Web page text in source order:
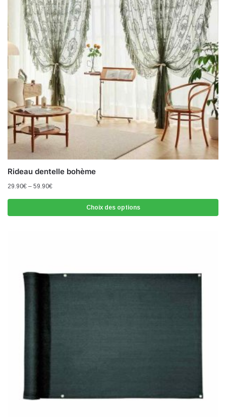
Rideau dentelle bohème
29.90€ – 59.90€
Choix des options